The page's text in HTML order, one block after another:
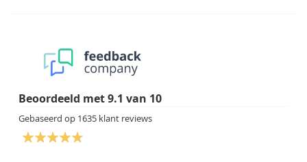
Beoordeeld met9.1 van 10
Gebaseerd op 1635 klant reviews